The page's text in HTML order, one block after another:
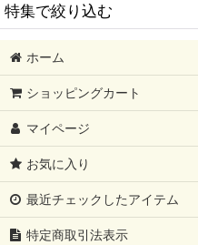
ORIGINAL GOODS
MUNCHIE FOODS
LOCAL
HIPHOP
DISCO
特集で絞り込む
2026/08 新譜
2026/07 新譜
2026/06 新譜
2026/04 新譜
ホーム
ショッピングカート
マイページ
お気に入り
最近チェックしたアイテム
特定商取引法表示